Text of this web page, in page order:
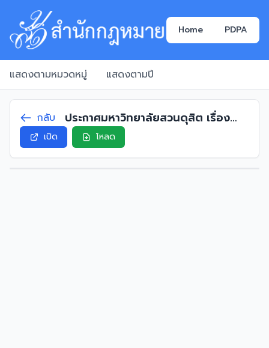
Home PDPA
แสดงตามหมวดหมู่ แสดงตามปี
กลับ
ประกาศมหาวิทยาลัยสวนดุสิต เรื่อง
อัตราค่าธรรมเนียมการศึกษาหลักสูตร
ศึกษาศาสตรบัณฑิต สาขาวิชาการศึกษา
เปิด โหลด